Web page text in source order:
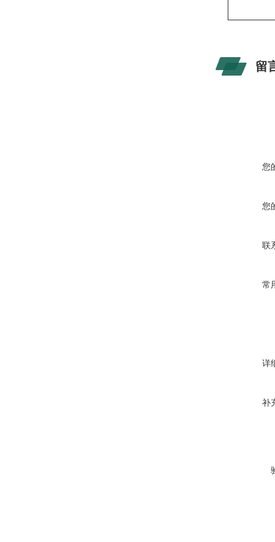
留
您
您
联
常
详
补